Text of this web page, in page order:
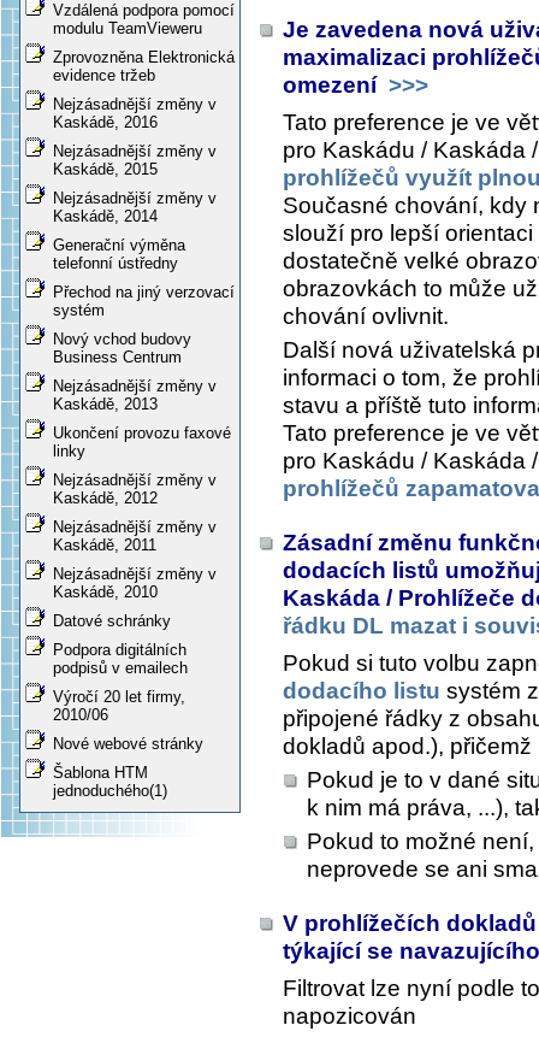
Vzdálená podpora pomocí
modulu TeamVieweru
Zprovozněna Elektronická
evidence tržeb
Nejzásadnější změny v
Kaskádě, 2016
Nejzásadnější změny v
Kaskádě, 2015
Nejzásadnější změny v
Kaskádě, 2014
Generační výměna
telefonní ústředny
Přechod na jiný verzovací
systém
Nový vchod budovy
Business Centrum
Nejzásadnější změny v
Kaskádě, 2013
Ukončení provozu faxové
linky
Nejzásadnější změny v
Kaskádě, 2012
Nejzásadnější změny v
Kaskádě, 2011
Nejzásadnější změny v
Kaskádě, 2010
Datové schránky
Podpora digitálních
podpisů v emailech
Výročí 20 let firmy,
2010/06
Nové webové stránky
Šablona HTM
jednoduchého(1)
Je zavedena nová
maximalizaci
omezení >>>
Tato preference je ve
pro Kaskádu / Kaskáda
prohlížečů využít
Současné chování, kdy
slouží pro lepší
dostatečně velké
obrazovkách to může
chování ovlivnit.
Další nová uživatelská
informaci o tom, že
stavu a příště tuto
Tato preference je ve
pro Kaskádu / Kaskáda
prohlížečů
Zásadní změnu
dodacích listů
Kaskáda / Prohlížeče
řádku DL mazat i
Pokud si tuto volbu
dodacího listu systém
připojené řádky z
dokladů apod.), přičemž
Pokud je to v dané
k nim má práva, ...),
Pokud to možné
neprovede se ani
V prohlížečích
týkající se
Filtrovat lze nyní podle
napozicován